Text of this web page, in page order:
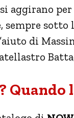
aggirano
sotto
di
Quando